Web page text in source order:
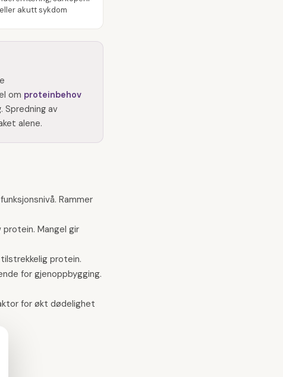
eller akutt sykdom
om proteinbehov
Spredning av
alene.
Rammer
Mangel gir
protein.
for gjenoppbygging.
for økt dødelighet